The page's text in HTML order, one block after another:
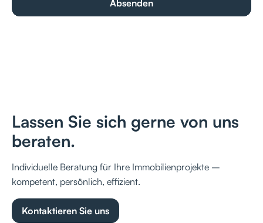
Lassen Sie sich gerne von uns
beraten.
Individuelle Beratung für Ihre Immobilienprojekte –
kompetent, persönlich, effizient.
Kontaktieren Sie uns